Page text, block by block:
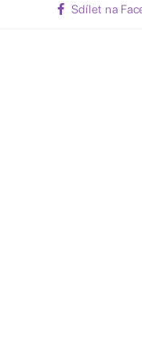
Sdílet na